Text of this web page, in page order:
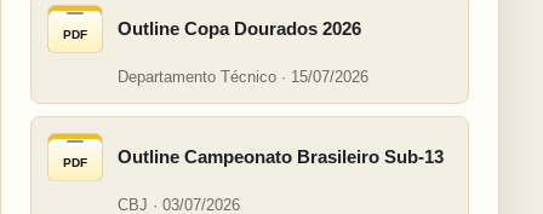
PDF Outline Copa Dourados 2026
Departamento Técnico · 15/07/2026
PDF Outline Campeonato Brasileiro Sub-13
CBJ · 03/07/2026